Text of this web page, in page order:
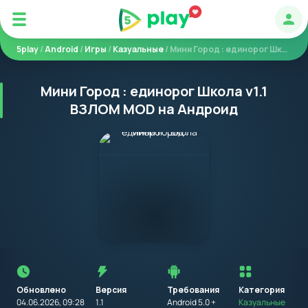
5play/Android /Игры /Казуальные/ Мини Город : единорог Школа
Мини Город : единорог Школа v1.1
ВЗЛОМ MOD на Андроид
Обновлено
04.06.2026, 09:28
Версия
1.1
Требования
Android 5.0 +
установкой
приложения
на
устройство
Категория
Казуальные